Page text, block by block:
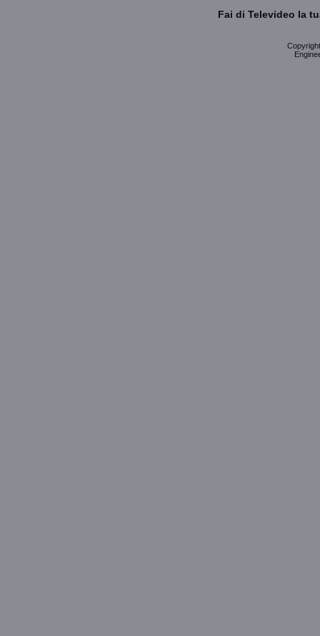
Fai di Televideo la